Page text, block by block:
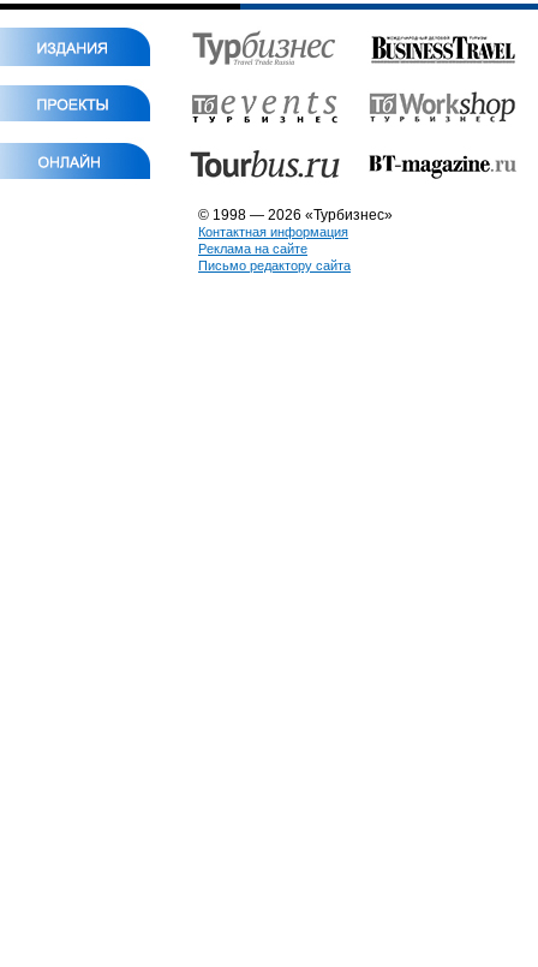
© 1998 — 2026 «Турбизнес»
Контактная информация
Реклама на сайте
Письмо редактору сайта